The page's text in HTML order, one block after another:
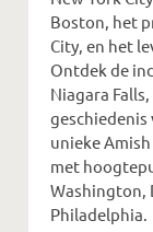
Boston, het
City, en het
Ontdek de
Niagara
geschiedenis
unieke
met
Washington,
Philadelphia.